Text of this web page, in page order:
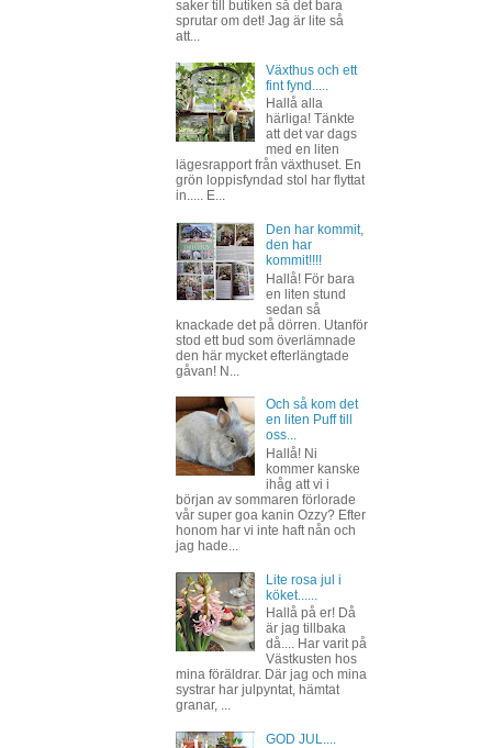
saker till butiken så det bara
sprutar om det! Jag är lite så
att...
Växthus och ett
fint fynd.....
Hallå alla
härliga! Tänkte
att det var dags
med en liten
lägesrapport från växthuset. En
grön loppisfyndad stol har flyttat
in..... E...
Den har kommit,
den har
kommit!!!!
Hallå! För bara
en liten stund
sedan så
knackade det på dörren. Utanför
stod ett bud som överlämnade
den här mycket efterlängtade
gåvan! N...
Och så kom det
en liten Puff till
oss...
Hallå! Ni
kommer kanske
ihåg att vi i
början av sommaren förlorade
vår super goa kanin Ozzy? Efter
honom har vi inte haft nån och
jag hade...
Lite rosa jul i
köket......
Hallå på er! Då
är jag tillbaka
då.... Har varit på
Västkusten hos
mina föräldrar. Där jag och mina
systrar har julpyntat, hämtat
granar, ...
GOD JUL....